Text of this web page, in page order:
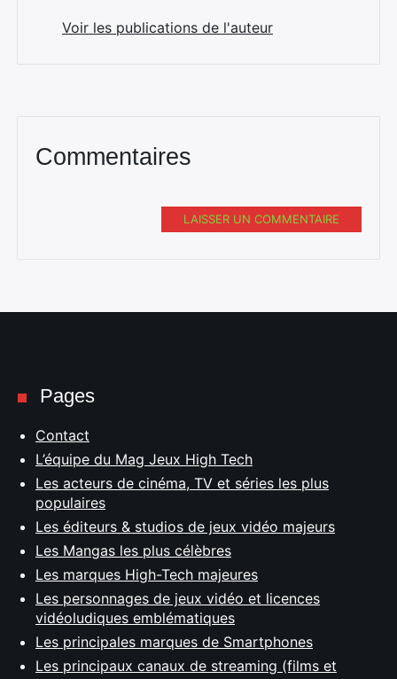
Voir les publications de l'auteur
Commentaires
LAISSER UN COMMENTAIRE
Pages
Contact
L’équipe du Mag Jeux High Tech
Les acteurs de cinéma, TV et séries les plus
populaires
Les éditeurs & studios de jeux vidéo majeurs
Les Mangas les plus célèbres
Les marques High-Tech majeures
Les personnages de jeux vidéo et licences
vidéoludiques emblématiques
Les principales marques de Smartphones
Les principaux canaux de streaming (films et